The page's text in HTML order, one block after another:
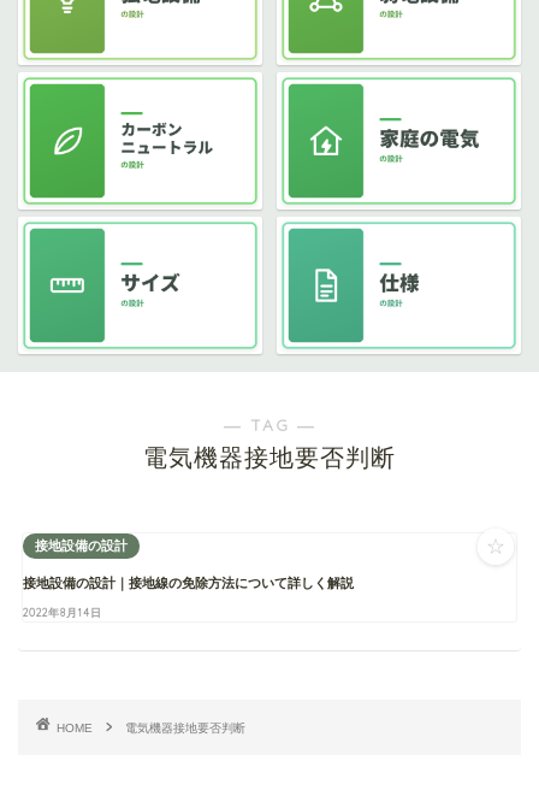
― TAG ―
電気機器接地要否判断
接地設備の設計
接地設備の設計｜接地線の免除方法について詳しく解説
2022年8月14日
☆
HOME 電気機器接地要否判断